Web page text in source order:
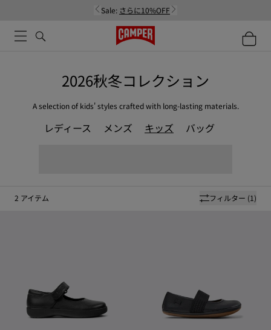
Sale: さらに10%OFF
2026秋冬コレクション
A selection of kids' styles crafted with long-lasting materials.
レディース メンズ キッズ バッグ
フィルター (1)
2 アイテム